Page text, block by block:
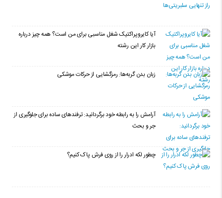
آیا کایروپراکتیک شغل مناسبی برای من است؟ همه چیز درباره
بازار کار این رشته
زبان بدن گربه‌ها: رمزگشایی از حرکات موشکی
آرامش را به رابطه خود برگردانید: ترفندهای ساده برای جلوگیری از
جر و بحث
چطور لکه ادرار را از روی فرش پاک کنیم؟